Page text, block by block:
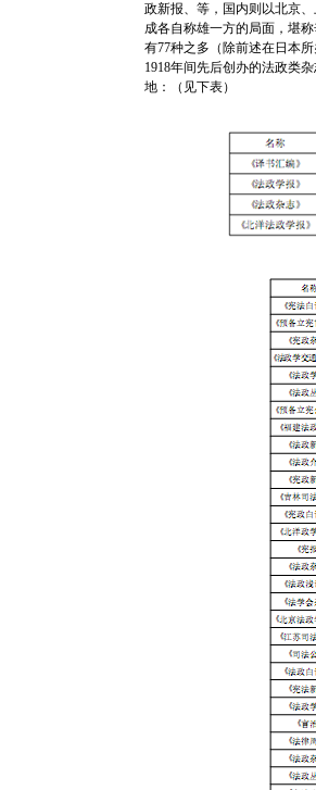
政新报、等，国内则以北京
成各自称雄一方的局面，堪
有77种之多（除前述在日本
1918年间先后创办的法政类
地：（见下表）